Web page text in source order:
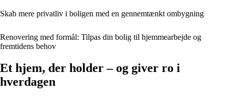
Skab mere privatliv i boligen med en gennemtænkt ombygning
Renovering med formål: Tilpas din bolig til hjemmearbejde og
fremtidens behov
Et hjem, der holder – og giver ro i
hverdagen